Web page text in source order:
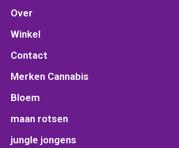
Over
Winkel
Contact
Merken Cannabis
Bloem
maan rotsen
jungle jongens